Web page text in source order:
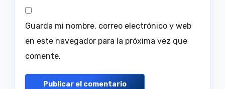
Guarda mi nombre, correo electrónico y web
en este navegador para la próxima vez que
comente.